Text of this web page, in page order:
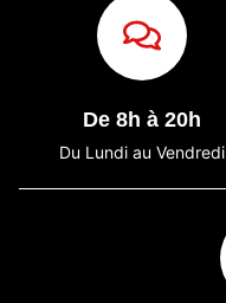
De 8h à 20h
Du Lundi au Vendredi